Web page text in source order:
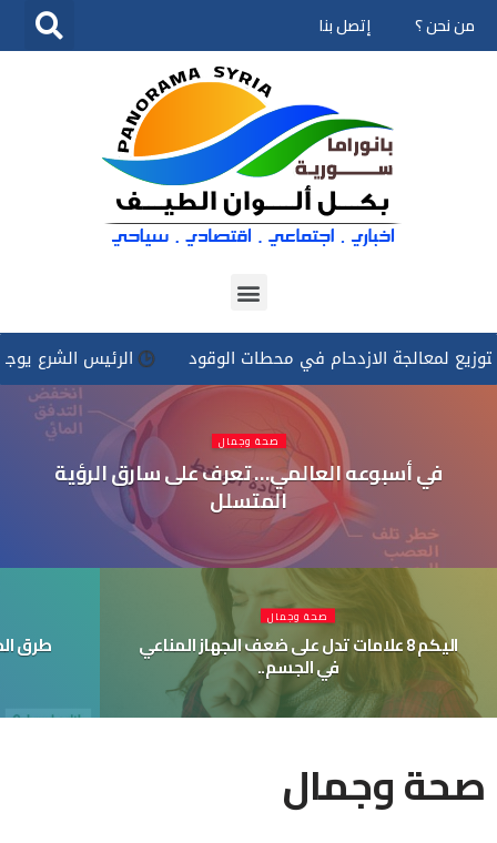
تخطى
من نحن ؟ إتصل بنا
الازدحام في محطات الوقود الرئيس الشرع يوجه
صحة وجمال
في أسبوعه العالمي… تعرف على سارق الرؤية
المتسلل
صحة وجمال
اليكم 8 علامات تدل على ضعف الجهاز المناعي
في الجسم..
طرق
صحة وجمال